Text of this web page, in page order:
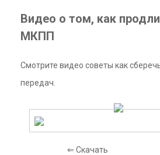
Видео о том, как
МКПП
Смотрите видео советы как
передач.
⇐ Скачать